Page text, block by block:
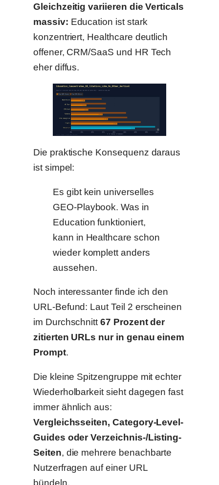
Gleichzeitig variieren die Verticals
massiv: Education ist stark
konzentriert, Healthcare deutlich
offener, CRM/SaaS und HR Tech
eher diffus.
Die praktische Konsequenz daraus
ist simpel:
Es gibt kein universelles
GEO-Playbook. Was in
Education funktioniert,
kann in Healthcare schon
wieder komplett anders
aussehen.
Noch interessanter finde ich den
URL-Befund: Laut Teil 2 erscheinen
im Durchschnitt67 Prozent der
zitierten URLs nur in genau einem
Prompt.
Die kleine Spitzengruppe mit echter
Wiederholbarkeit sieht dagegen fast
immer ähnlich aus:
Vergleichsseiten, Category-Level-
Guides oder Verzeichnis-/Listing-
Seiten, die mehrere benachbarte
Nutzerfragen auf einer URL
bündeln.